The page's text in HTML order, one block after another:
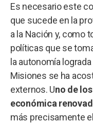
Es necesario este
que sucede en la
a la Nación y, como
políticas que se
la autonomía
Misiones se ha
externos. Uno de
económica
más precisamente